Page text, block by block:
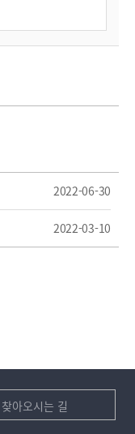
2022-06-30
2022-03-10
찾아오시는 길